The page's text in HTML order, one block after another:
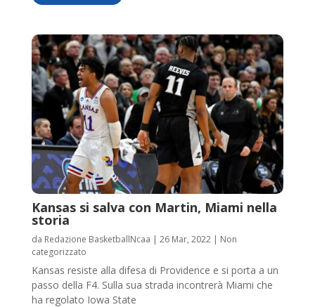
Kansas si salva con Martin, Miami nella
storia
da Redazione BasketballNcaa | 26 Mar, 2022| Non
categorizzato
Kansas resiste alla difesa di Providence e si porta a un
passo della F4. Sulla sua strada incontrerà Miami che
ha regolato Iowa State